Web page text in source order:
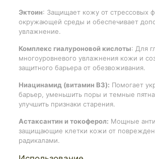
Эктоин: Защищает кожу от стрессовых
окружающей среды и обеспечивает
увлажнение.
Комплекс гиалуроновой кислоты: Для
многоуровневого увлажнения кожи и
защитного барьера от обезвоживания.
Ниацинамид (витамин B3): Помогает
барьер, уменьшить поры и темные
улучшить признаки старения.
Астаксантин и токоферол: Мощные
защищающие клетки кожи от
радикалами.